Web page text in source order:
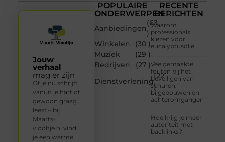
POPULAIRE
ONDERWERPEN
Aanbiedingen
(63
)
Winkelen
(30 )
Muziek
(29 )
Bedrijven
(27 )
Dienstverlening
(22
)
RECENTE
BERICHTEN
Waarom
professionals
kiezen voor
eucalyptusolie
Veelgemaakte
fouten bij het
beveiligen van
schuren,
bijgebouwen en
achteromgangen
Hoe krijg je meer
autoriteit met
backlinks?
Jouw
verhaal
mag er zijn
Of je nu schrijft
vanuit je hart of
gewoon graag
leest – bij
Maarts-
viooltje.nl vind
je een warme